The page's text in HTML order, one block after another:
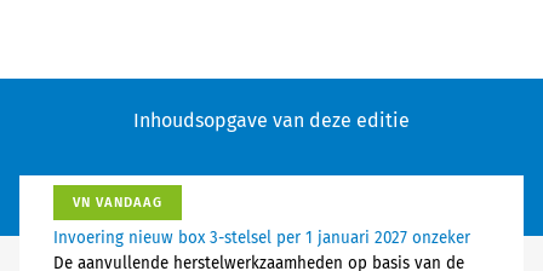
Inhoudsopgave van deze editie
VN VANDAAG
Invoering nieuw box 3-stelsel per 1 januari 2027 onzeker
De aanvullende herstelwerkzaamheden op basis van de